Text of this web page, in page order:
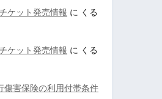
ケット発売情報 に くる
ケット発売情報 に くる
傷害保険の利用付帯条件